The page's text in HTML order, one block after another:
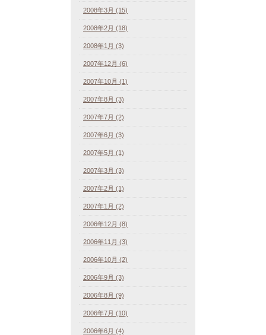
2008年3月 (15)
2008年2月 (18)
2008年1月 (3)
2007年12月 (6)
2007年10月 (1)
2007年8月 (3)
2007年7月 (2)
2007年6月 (3)
2007年5月 (1)
2007年3月 (3)
2007年2月 (1)
2007年1月 (2)
2006年12月 (8)
2006年11月 (3)
2006年10月 (2)
2006年9月 (3)
2006年8月 (9)
2006年7月 (10)
2006年6月 (4)